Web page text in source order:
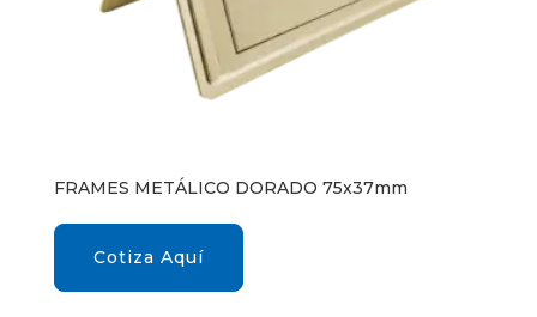
FRAMES METÁLICO DORADO 75x37mm
Cotiza Aquí